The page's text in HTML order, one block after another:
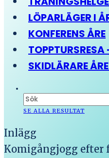
LÖPARLÄGER I
KONFERENS ÅRE
SKIDLÄRARE
SE ALLA RESULTAT
Inlägg
Komigångjogg